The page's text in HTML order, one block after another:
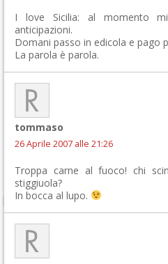
I love Sicilia: al momento
anticipazioni.
Domani passo in edicola e pago
La parola è parola.
tommaso
26 Aprile 2007 alle 21:26
Troppa carne al fuoco! chi
stiggiuola?
In bocca al lupo.